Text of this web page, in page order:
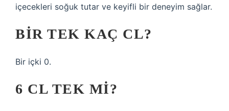
içecekleri soğuk tutar ve keyifli bir deneyim sağlar.
BIR TEK KAÇ CL?
Bir içki 0.
6 CL TEK MI?